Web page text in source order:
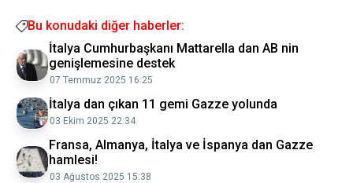
Bu konudaki diğer haberler:
İtalya Cumhurbaşkanı Mattarella dan AB nin
genişlemesine destek
07 Temmuz 2025 16:25
İtalya dan çıkan 11 gemi Gazze yolunda
03 Ekim 2025 22:34
Fransa, Almanya, İtalya ve İspanya dan Gazze
hamlesi!
03 Ağustos 2025 15:38